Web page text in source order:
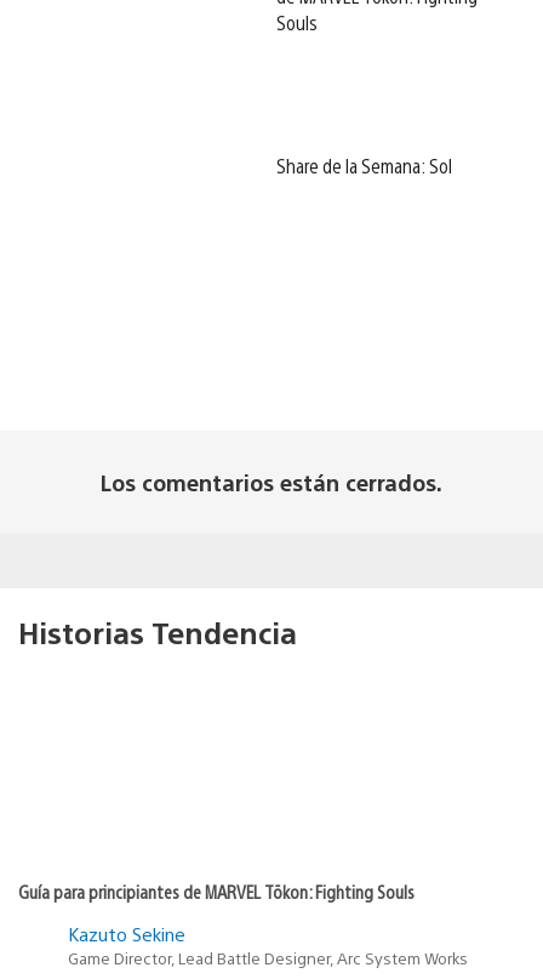
Souls
Share de la Semana: Sol
Los comentarios están cerrados.
Historias Tendencia
Guía para principiantes de MARVEL Tōkon: Fighting Souls
Kazuto Sekine
Game Director, Lead Battle Designer, Arc System Works